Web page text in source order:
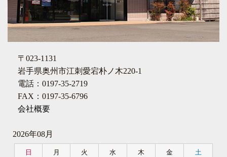
〒023-1131
岩手県奥州市江刺愛宕朴ノ木220-1
電話：0197-35-2719
FAX：0197-35-6796
会社概要
2026年08月
日 月 火 水 木 金 土